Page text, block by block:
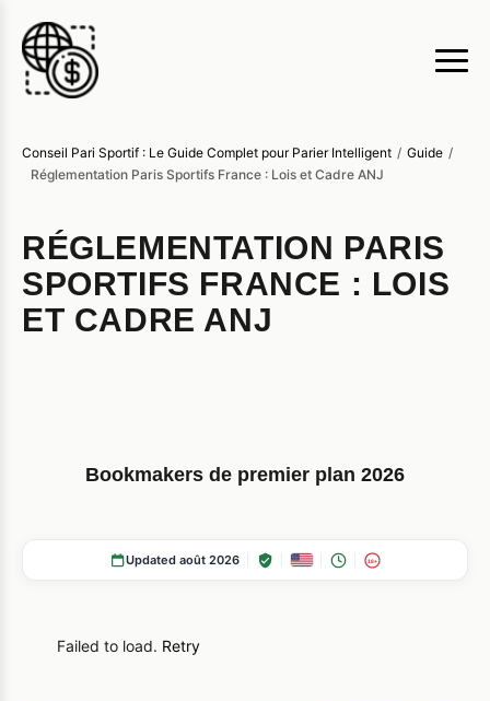
Conseil Pari Sportif : Le Guide Complet pour Parier Intelligent / Guide /
Réglementation Paris Sportifs France : Lois et Cadre ANJ
RÉGLEMENTATION PARIS
SPORTIFS FRANCE : LOIS
ET CADRE ANJ
Bookmakers de premier plan 2026
Updated août 2026 18+
Failed to load. Retry